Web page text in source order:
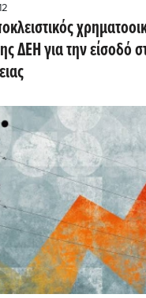
ΔΕΗ για την είσοδό